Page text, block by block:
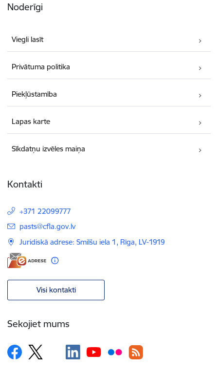
Noderīgi
Viegli lasīt
Privātuma politika
Piekļūstamība
Lapas karte
Sīkdatņu izvēles maiņa
Kontakti
+371 22099777
E-pasts:
pasts@cfla.gov.lv
Juridiskā adrese: Smilšu iela 1, Rīga, LV-1919
Visi kontakti
Sekojiet mums